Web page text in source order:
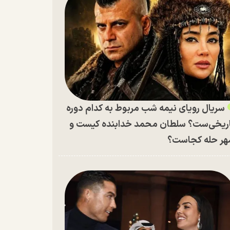
سریال رویای نیمه شب مربوط به کدام دوره
سلطان محمد خدابنده کیست و
حله کجاست؟